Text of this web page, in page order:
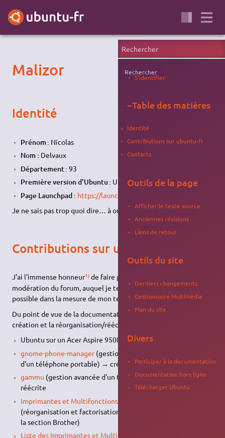
Malizor
Identité
Prénom : Nicolas
Nom : Delvaux
Département : 93
Première version d'Ubuntu : Ubuntu 7.10 The Gutsy Gibbon
Page Launchpad : https://launchpad.net/~malizor
Je ne sais pas trop quoi dire… à oui,
Adhérez à l'APRIL!
Contributions sur ubuntu-fr
J'ai l'immense honneur1) de faire partie de l'équipe de
modération du forum, auquel je tente de participer le plus
possible dans la mesure de mon temps libre.
Du point de vue de la documentation, j'ai à mon actif la
création et la réorganisation/réécriture de quelques pages:
Ubuntu sur un Acer Aspire 9500
gnome-phone-manager(gestion simple et ergonomique
d'un téléphone portable) → créée
gammu (gestion avancée d'un téléphone portable) →
réécrite
Imprimantes et Multifonctions BROTHER
(réorganisation et factorisation de l'ensemble des pages de
la section Brother)
Liste des Imprimantes et Multifonctions BROTHER
Rechercher
S'identifier
−Table des matières
Identité
Contributions sur ubuntu-fr
Contacts
Outils de la page
Afficher le texte source
Anciennes révisions
Liens de retour
Outils du site
Derniers changements
Gestionnaire Multimédia
Plan du site
Divers
Participer à la documentation
Documentation hors ligne
Télécharger Ubuntu